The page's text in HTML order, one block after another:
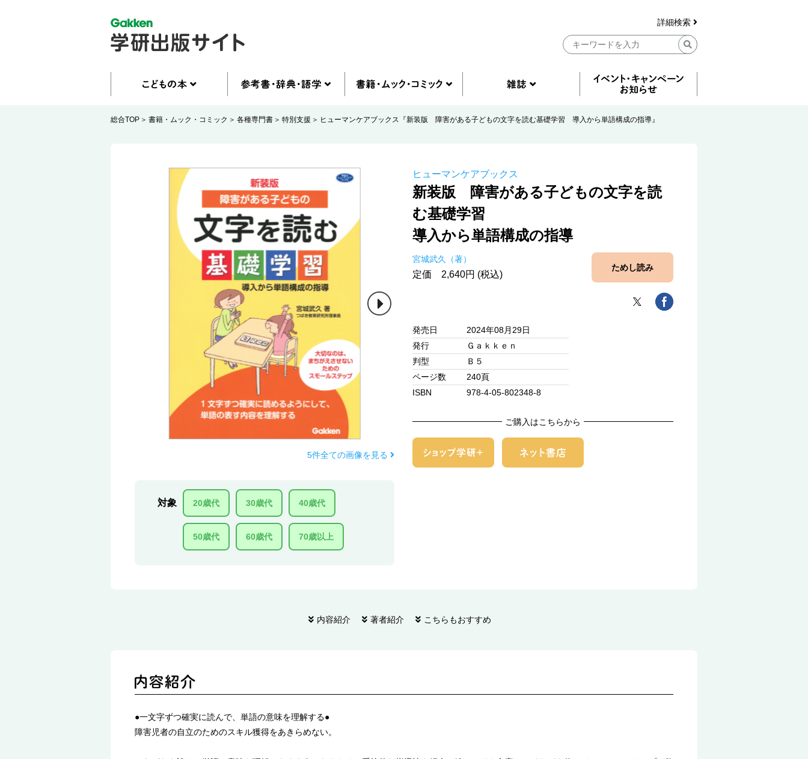
詳細検索
総合TOP 書籍・ムック・コミック 各種専門書 特別支援 ヒューマンケアブックス『新装版 障害がある子どもの文字を読む基礎学習 導入から単語構成の指導』
5件全ての画像を見る
対象 20歳代 30歳代 40歳代
50歳代 60歳代 70歳以上
ヒューマンケアブックス
新装版 障害がある子どもの文字を読
む基礎学習
導入から単語構成の指導
ためし読み
宮城武久（著）
定価 2,640円 (税込)
発売日
2024年08月29日
発行
Ｇａｋｋｅｎ
判型
Ｂ５
ページ数
240頁
ISBN
978-4-05-802348-8
ご購入はこちらから
内容紹介 著者紹介 こちらもおすすめ
●一文字ずつ確実に読んで、単語の意味を理解する●
障害児者の自立のためのスキル獲得をあきらめない。